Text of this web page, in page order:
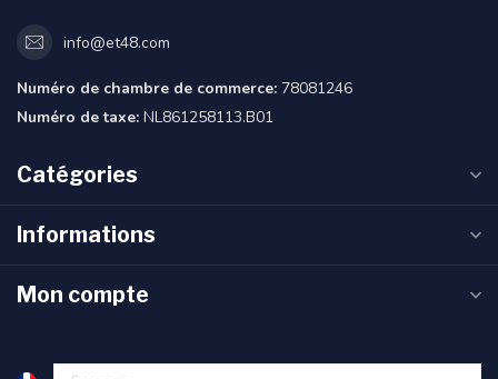
info@et48.com
Numéro de chambre de commerce: 78081246
Numéro de taxe: NL861258113.B01
Catégories
Informations
Mon compte